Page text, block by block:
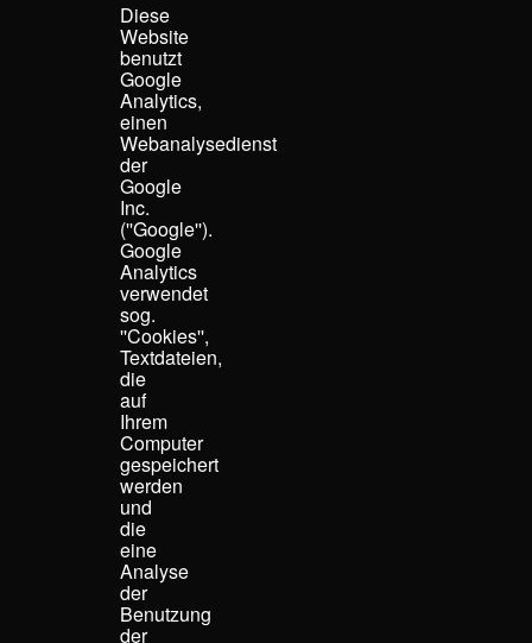
Diese
Website
benutzt
Google
Analytics,
einen
Webanalysedienst
der
Google
Inc.
(''Google'').
Google
Analytics
verwendet
sog.
''Cookies'',
Textdateien,
die
auf
Ihrem
Computer
gespeichert
werden
und
die
eine
Analyse
der
Benutzung
der